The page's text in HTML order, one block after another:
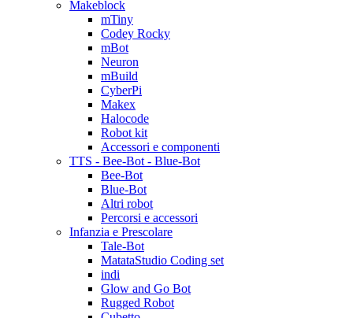
Makeblock
mTiny
Codey Rocky
mBot
Neuron
mBuild
CyberPi
Makex
Halocode
Robot kit
Accessori e componenti
TTS - Bee-Bot - Blue-Bot
Bee-Bot
Blue-Bot
Altri robot
Percorsi e accessori
Infanzia e Prescolare
Tale-Bot
MatataStudio Coding set
indi
Glow and Go Bot
Rugged Robot